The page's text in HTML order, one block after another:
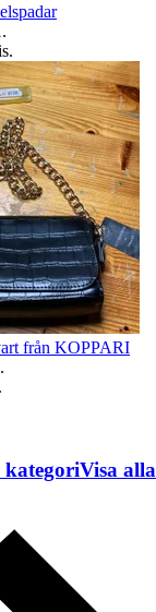
.
.
från KOPPARI
.
.
Visa alla